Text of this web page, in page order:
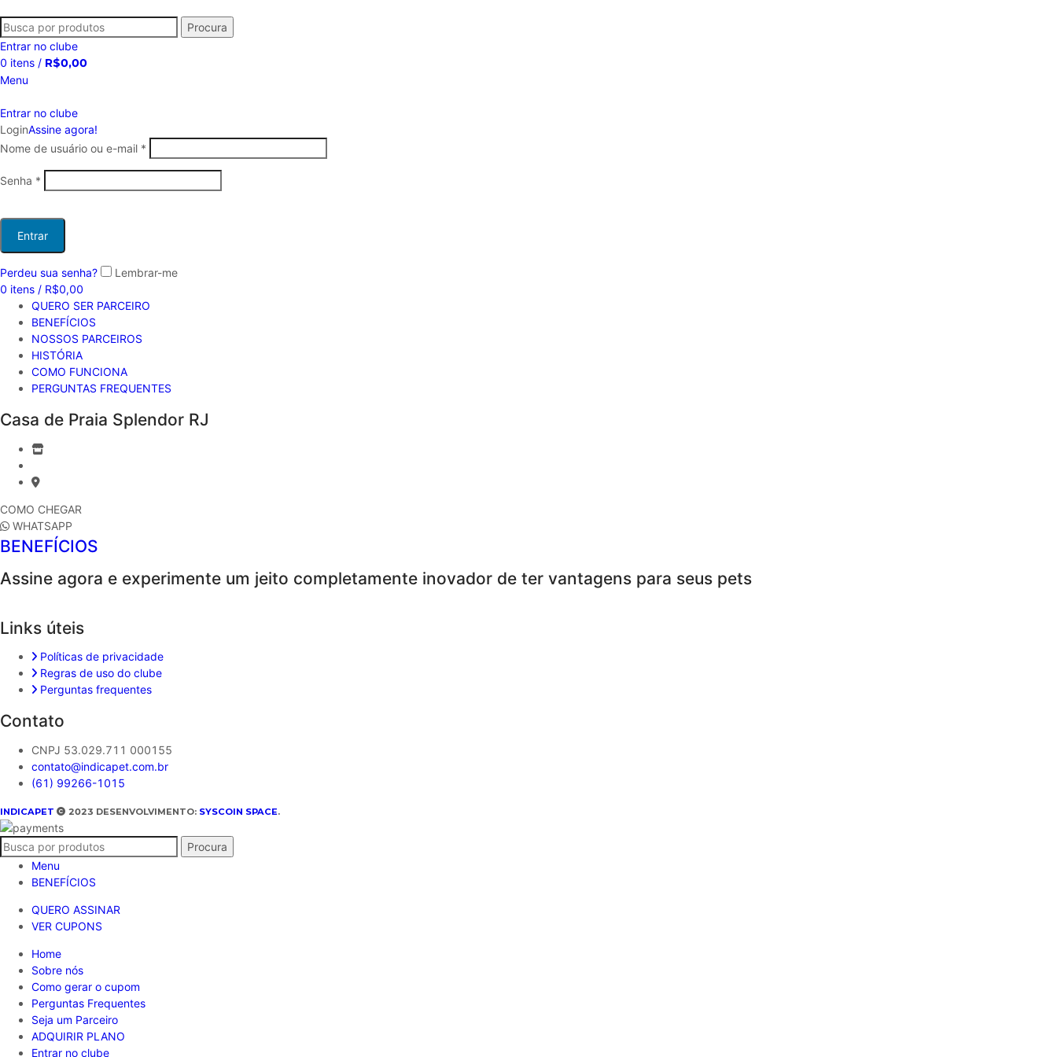
Procura
Entrar no clube
0 itens / R$0,00
Menu
Entrar no clube
LoginAssine agora!
Nome de usuário ou e-mail *
Senha *
Entrar
Perdeu sua senha?
Lembrar-me
0 itens / R$0,00
QUERO SER PARCEIRO
BENEFÍCIOS
NOSSOS PARCEIROS
HISTÓRIA
COMO FUNCIONA
PERGUNTAS FREQUENTES
Casa de Praia Splendor RJ
COMO CHEGAR
WHATSAPP
BENEFÍCIOS
Assine agora e experimente um jeito completamente inovador de ter vantagens para seus pets
Links úteis
Políticas de privacidade
Regras de uso do clube
Perguntas frequentes
Contato
CNPJ 53.029.711 000155
contato@indicapet.com.br
(61) 99266-1015
INDICAPET 2023 DESENVOLVIMENTO: SYSCOIN SPACE.
Procura
Menu
BENEFÍCIOS
QUERO ASSINAR
VER CUPONS
Home
Sobre nós
Como gerar o cupom
Perguntas Frequentes
Seja um Parceiro
ADQUIRIR PLANO
Entrar no clube